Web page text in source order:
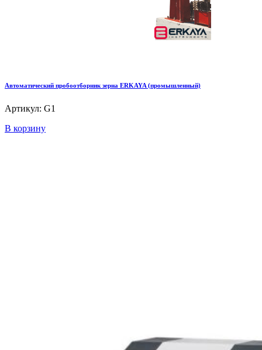
Автоматический пробоотборник зерна ERKAYA (промышленный)
Артикул: G1
В корзину